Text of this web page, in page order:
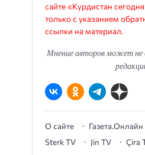
сайте «Курдистан
только с указанием
ссылки на материал.
Мнение авторов может не
О сайте Газета.Онлайн
Sterk TV
Jin TV Çira